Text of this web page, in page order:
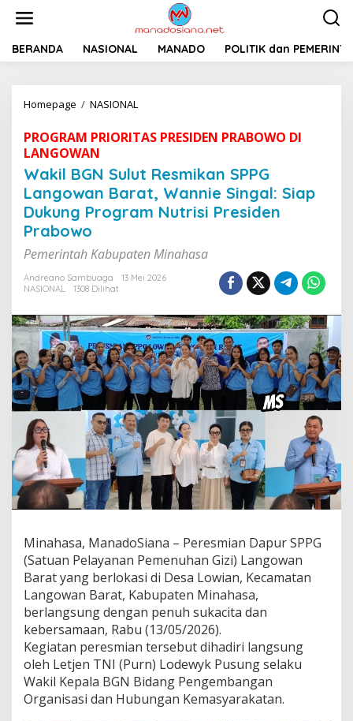
t
BERANDA NASIONAL MANADO POLITIK dan
Homepage / NASIONAL
k
B
G
N
S
u
t
s
m
i
k
a
n
S
P
P
G
L
a
n
g
a
n
B
a
r
a
t
,
a
n
n
PROGRAM PRIORITAS PRESIDEN PRABOWO DI
LANGOWAN
Wakil BGN Sulut Resmikan SPPG
Langowan Barat, Wannie Singal: Siap
Dukung Program Nutrisi Presiden
Prabowo
Pemerintah Kabupaten Minahasa
Andreano Sambuaga
13 Mei 2026
NASIONAL
1308 Dilihat
Minahasa, ManadoSiana – Peresmian Dapur SPPG
(Satuan Pelayanan Pemenuhan Gizi) Langowan
Barat yang berlokasi di Desa Lowian, Kecamatan
Langowan Barat, Kabupaten Minahasa,
berlangsung dengan penuh sukacita dan
kebersamaan, Rabu (13/05/2026).
Kegiatan peresmian tersebut dihadiri langsung
oleh Letjen TNI (Purn) Lodewyk Pusung selaku
Wakil Kepala BGN Bidang Pengembangan
Organisasi dan Hubungan Kemasyarakatan.